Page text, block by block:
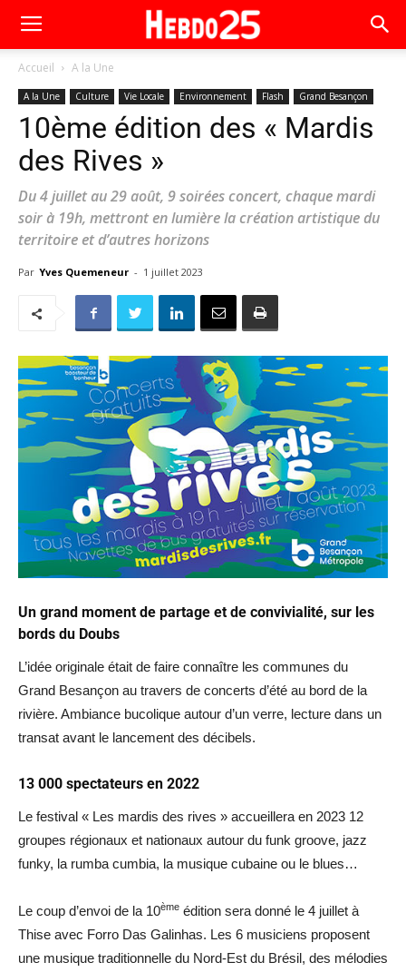
Accueil A la Une
A la Une Culture Vie Locale Environnement Flash Grand Besançon
10ème édition des « Mardis
des Rives »
Du 4 juillet au 29 août, 9 soirées concert, chaque mardi
soir à 19h, mettront en lumière la création artistique du
territoire et d’autres horizons
Par Yves Quemeneur - 1 juillet 2023
Un grand moment de partage et de convivialité, sur les
bords du Doubs
L’idée originale était de faire connaître les communes du
Grand Besançon au travers de concerts d’été au bord de la
rivière. Ambiance bucolique autour d’un verre, lecture dans un
transat avant le lancement des décibels.
13 000 spectateurs en 2022
Le festival « Les mardis des rives » accueillera en 2023 12
groupes régionaux et nationaux autour du funk groove, jazz
funky, la rumba cumbia, la musique cubaine ou le blues…
Le coup d’envoi de la 10ème édition sera donné le 4 juillet à
Thise avec Forro Das Galinhas. Les 6 musiciens proposent
une musique traditionnelle du Nord-Est du Brésil, des mélodies